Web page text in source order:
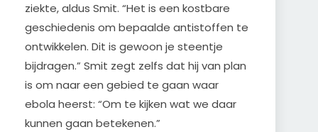
ziekte, aldus Smit. “Het is een kostbare
geschiedenis om bepaalde antistoffen te
ontwikkelen. Dit is gewoon je steentje
bijdragen.” Smit zegt zelfs dat hij van plan
is om naar een gebied te gaan waar
ebola heerst: “Om te kijken wat we daar
kunnen gaan betekenen.”